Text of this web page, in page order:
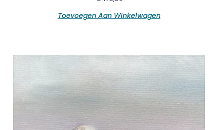
Toevoegen Aan Winkelwagen